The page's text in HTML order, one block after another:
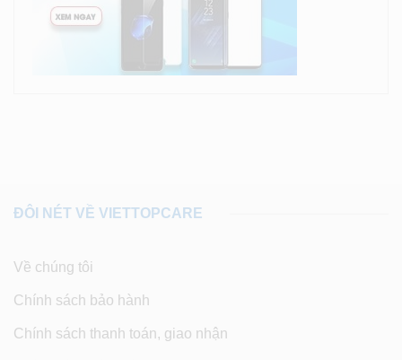
ĐÔI NÉT VỀ VIETTOPCARE
Về chúng tôi
Chính sách bảo hành
Chính sách thanh toán, giao nhận